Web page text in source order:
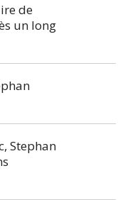
de
un long
Stephan